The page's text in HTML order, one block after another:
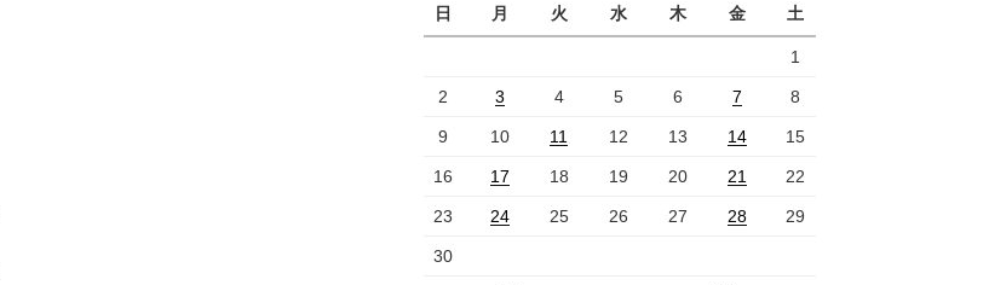
日
月 火 水 木 金 土
1
2 3 4 5 6 7 8
9 10 11 12 13 14 15
16 17 18 19 20 21 22
23 24 25 26 27 28 29
30